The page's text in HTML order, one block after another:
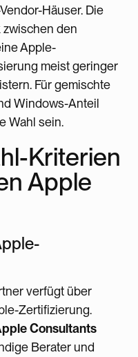
Häuser. Die
den
Apple-
meist geringer
Für gemischte
Windows-Anteil
Wahl sein.
Kriterien
Apple
verfügt über
Zertifizierung.
Consultants
Berater und